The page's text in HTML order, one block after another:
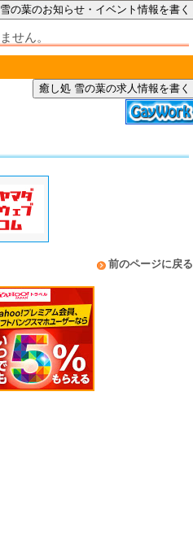
せん。
癒し処 雪の葉の求人情報を書く
前のページに戻る